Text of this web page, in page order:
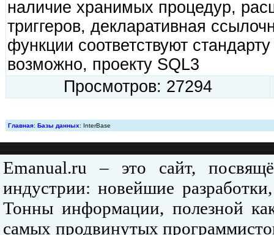
наличие хранимых процедур,
триггеров, декларативная
функции соответствуют
возможно, проекту SQL3
Просмотров: 27294
Главная: Базы данных: InterBase
Emanual.ru – это сайт,
индустрии: новейшие
Тонны информации, полезной
самых продвинутых